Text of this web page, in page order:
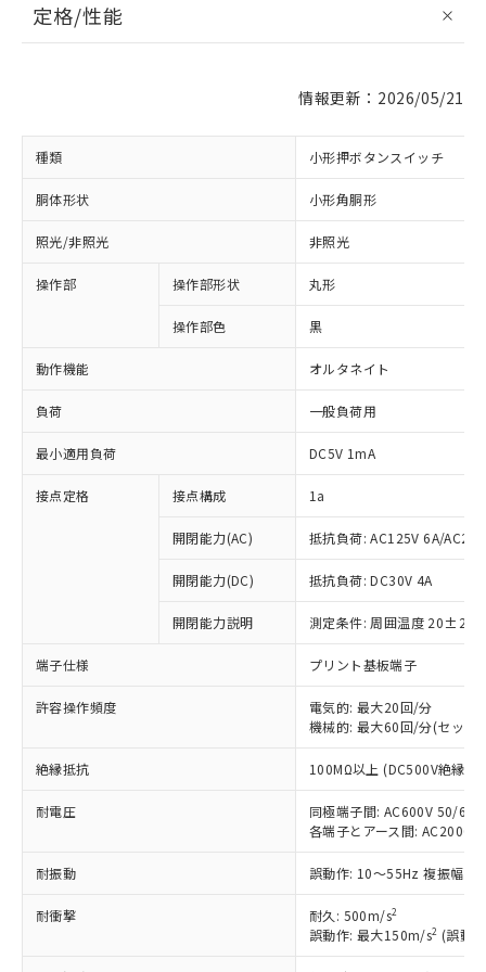
定格/性能
情報更新：2026/05/21
種類 小形押ボタンスイッチ
胴体形状 小形角胴形
照光/非照光 非照光
操作部 操作部形状 丸形
操作部色 黒
動作機能 オルタネイト
負荷 一般負荷用
最小適用負荷 DC5V 1mA
接点定格 接点構成 1a
開閉能力(AC) 抵抗負荷: AC125V 6A/
開閉能力(DC) 抵抗負荷: DC30V 4A
開閉能力説明 測定条件: 周囲温度 20±2℃
端子仕様 プリント基板端子
許容操作頻度
電気的: 最大20回/分
機械的: 最大60回/分(セット
絶縁抵抗 100MΩ以上 (DC500V絶縁抵
耐電圧
同極端子間: AC600V 50/
各端子とアース間:
耐振動 誤動作: 10～55Hz 複振幅
耐衝撃 耐久: 500m/s2
誤動作: 最大150m/s2 (誤動
※1 対応状況
対応済み：EU RoHS指令（10物質）の
非含有に対応した製品が提供可能な商品で
対応予定：EU RoHS指令（10物質）の非含
有に対応した製品に切り替える予定のある
対応予定なし：EU RoHS指令（10物質）の